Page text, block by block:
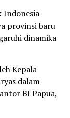
Indonesia
provinsi baru
dinamika
Kepala
dalam
BI Papua,